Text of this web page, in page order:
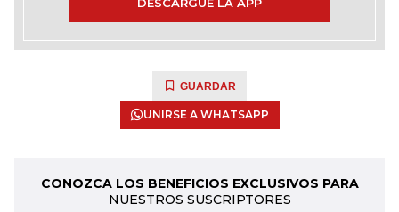
GUARDAR
UNIRSE A WHATSAPP
CONOZCA LOS BENEFICIOS EXCLUSIVOS PARA
NUESTROS SUSCRIPTORES